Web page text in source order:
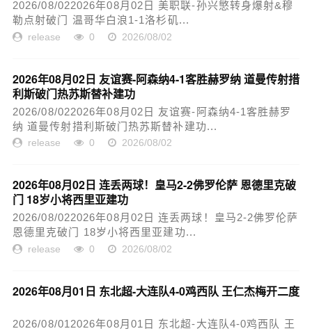
2026/08/022026年08月02日 美职联-孙兴慜转身爆射&穆
勒点射破门 温哥华白浪1-1洛杉矶...
release 0 2026/08/02
2026年08月02日 友谊赛-阿森纳4-1客胜赫罗纳 道曼传射措
利斯破门热苏斯替补建功
2026/08/022026年08月02日 友谊赛-阿森纳4-1客胜赫罗
纳 道曼传射措利斯破门热苏斯替补建功...
release 0 2026/08/02
2026年08月02日 连丢两球！皇马2-2佛罗伦萨 恩德里克破
门 18岁小将西里亚建功
2026/08/022026年08月02日 连丢两球！皇马2-2佛罗伦萨
恩德里克破门 18岁小将西里亚建功...
release 0 2026/08/02
2026年08月01日 东北超-大连队4-0鸡西队 王仁杰梅开二度
2026/08/012026年08月01日 东北超-大连队4-0鸡西队 王